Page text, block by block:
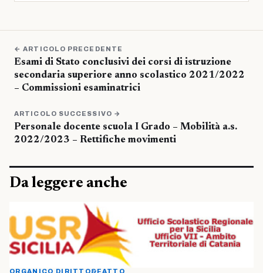
← ARTICOLO PRECEDENTE
Esami di Stato conclusivi dei corsi di istruzione
secondaria superiore anno scolastico 2021/2022
– Commissioni esaminatrici
ARTICOLO SUCCESSIVO →
Personale docente scuola I Grado – Mobilità a.s.
2022/2023 – Rettifiche movimenti
Da leggere anche
ORGANICO DIRITTO&FATTO